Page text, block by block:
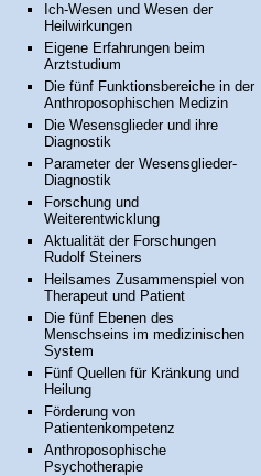
Ich-Wesen und Wesen der
Heilwirkungen
Eigene Erfahrungen beim
Arztstudium
Die fünf Funktionsbereiche in der
Anthroposophischen Medizin
Die Wesensglieder und ihre
Diagnostik
Parameter der Wesensglieder-
Diagnostik
Forschung und
Weiterentwicklung
Aktualität der Forschungen
Rudolf Steiners
Heilsames Zusammenspiel von
Therapeut und Patient
Die fünf Ebenen des
Menschseins im medizinischen
System
Fünf Quellen für Kränkung und
Heilung
Förderung von
Patientenkompetenz
Anthroposophische
Psychotherapie